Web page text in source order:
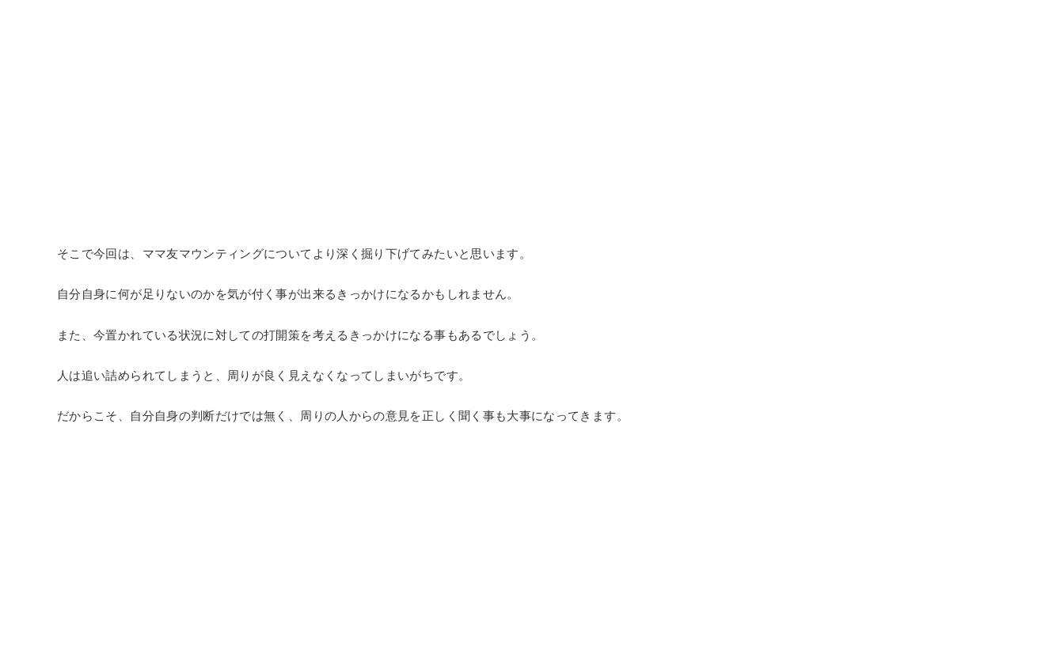
そこで今回は、ママ友マウンティングについてより深く掘り下げてみたいと思います。
自分自身に何が足りないのかを気が付く事が出来るきっかけになるかもしれません。
また、今置かれている状況に対しての打開策を考えるきっかけになる事もあるでしょう。
人は追い詰められてしまうと、周りが良く見えなくなってしまいがちです。
だからこそ、自分自身の判断だけでは無く、周りの人からの意見を正しく聞く事も大事になってきます。